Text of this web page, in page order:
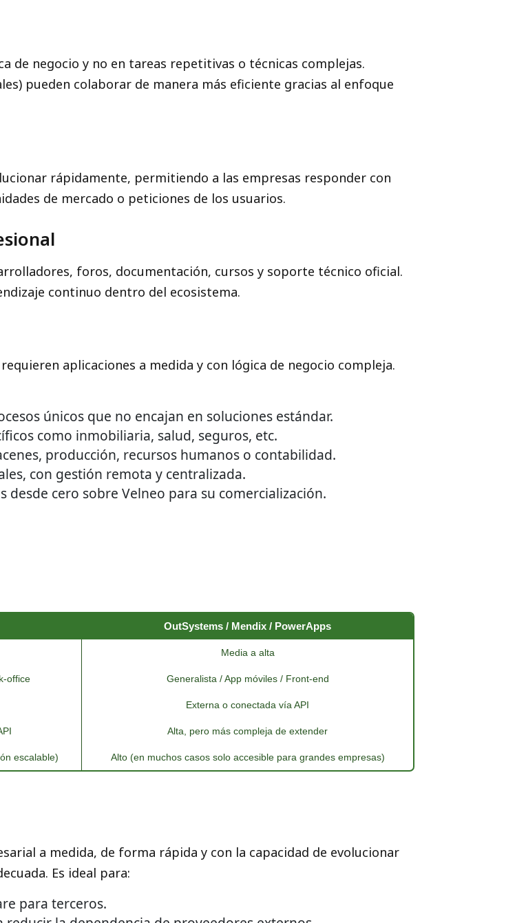
de negocio y no en tareas repetitivas o técnicas complejas.
pueden colaborar de manera más eficiente gracias al enfoque
rápidamente, permitiendo a las empresas responder con
de mercado o peticiones de los usuarios.
foros, documentación, cursos y soporte técnico oficial.
continuo dentro del ecosistema.
aplicaciones a medida y con lógica de negocio compleja.
únicos que no encajan en soluciones estándar.
como inmobiliaria, salud, seguros, etc.
producción, recursos humanos o contabilidad.
con gestión remota y centralizada.
desde cero sobre Velneo para su comercialización.
OutSystems / Mendix / PowerApps
Media a alta
office Generalista / App móviles / Front-end
Externa o conectada vía API
Alta, pero más compleja de extender
escalable) Alto (en muchos casos solo accesible para grandes empresas)
a medida, de forma rápida y con la capacidad de evolucionar
Es ideal para:
para terceros.